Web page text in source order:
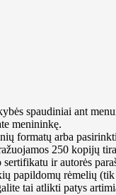
spaudiniai ant
menininkę.
formatų arba
250 kopijų
ir autorės
papildomų rėmelių
tai atlikti patys